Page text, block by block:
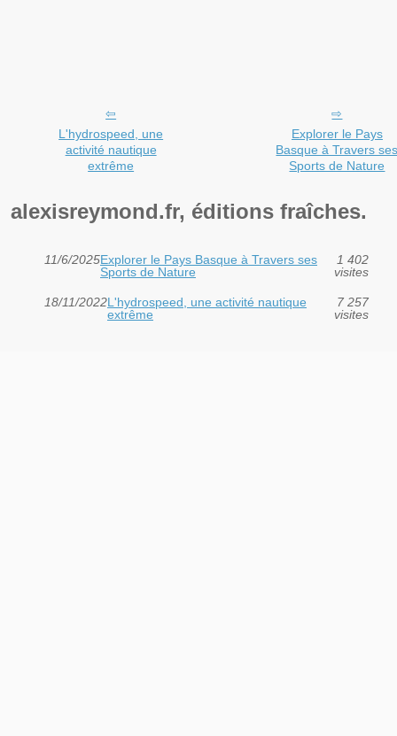
L'hydrospeed, une
activité nautique
extrême
Explorer le Pays
Basque à Travers
Sports de Nature
alexisreymond.fr, éditions fraîches.
11/6/2025Explorer le Pays Basque à Travers ses
Sports de Nature
1 402
visites
18/11/2022L'hydrospeed, une activité nautique
extrême
7 257
visites